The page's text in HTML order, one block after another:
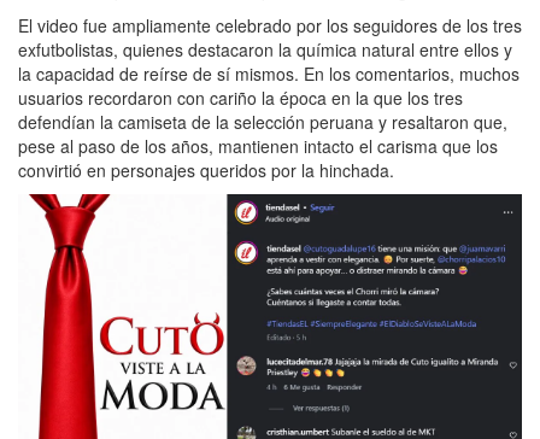
El video fue ampliamente celebrado por los seguidores de los tres
exfutbolistas, quienes destacaron la química natural entre ellos y
la capacidad de reírse de sí mismos. En los comentarios, muchos
usuarios recordaron con cariño la época en la que los tres
defendían la camiseta de la selección peruana y resaltaron que,
pese al paso de los años, mantienen intacto el carisma que los
convirtió en personajes queridos por la hinchada.